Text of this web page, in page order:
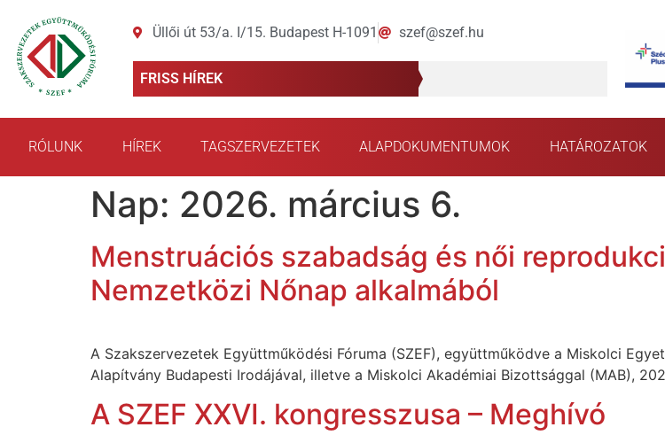
Üllői út 53/a. I/15. Budapest H-1091 szef@szef.hu
FRISS HÍREK
RÓLUNK HÍREK TAGSZERVEZETEK ALAPDOKUMENTUMOK HATÁROZATOK
Nap: 2026. március 6.
Menstruációs szabadság és női
Nemzetközi Nőnap alkalmából
A Szakszervezetek Együttműködési Fóruma (SZEF), együttműködve a Miskolci
Alapítvány Budapesti Irodájával, illetve a Miskolci Akadémiai Bizottsággal (MAB),
A SZEF XXVI. kongresszusa – Meghívó